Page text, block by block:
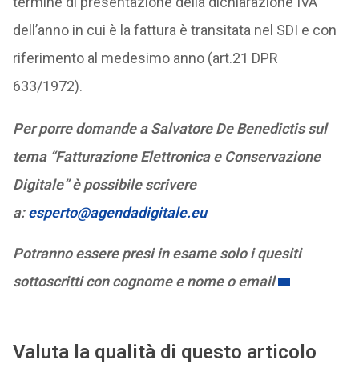
dell’anno in cui è la fattura è transitata nel SDI e con
riferimento al medesimo anno (art.21 DPR
633/1972).
Per porre domande a Salvatore De Benedictis sul
tema “Fatturazione Elettronica e Conservazione
Digitale” è possibile scrivere
a:esperto@agendadigitale.eu
Potranno essere presi in esame solo i quesiti
sottoscritti con cognome e nome o email
Valuta la qualità di questo articolo